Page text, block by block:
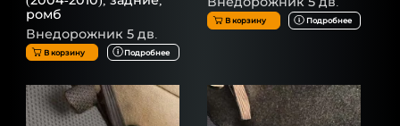
ромб
Внедорожник 5 дв.
В корзину Подробнее
В корзину Подробнее